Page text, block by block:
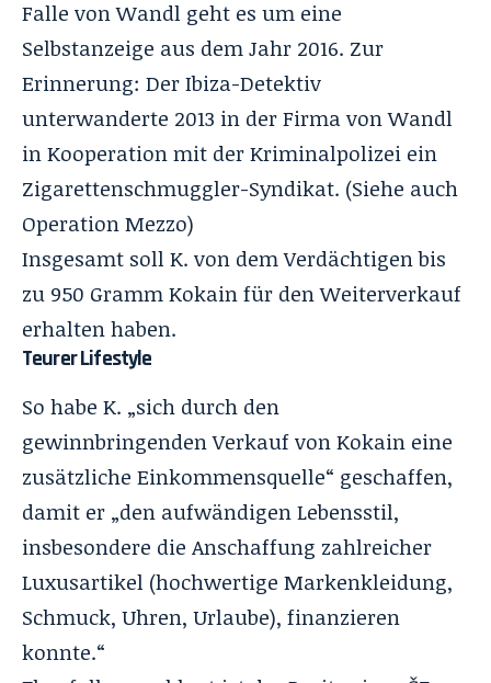
Falle von Wandl geht es um eine
Selbstanzeige aus dem Jahr 2016. Zur
Erinnerung: Der Ibiza-Detektiv
unterwanderte 2013 in der Firma von Wandl
in Kooperation mit der Kriminalpolizei ein
Zigarettenschmuggler-Syndikat. (Siehe auch
OperationMezzo)
Insgesamt soll K. von dem Verdächtigen bis
zu 950 Gramm Kokain für den Weiterverkauf
erhalten haben.
Teurer Lifestyle
So habe K. „sich durch den
gewinnbringenden Verkauf von Kokain eine
zusätzliche Einkommensquelle“ geschaffen,
damit er „den aufwändigen Lebensstil,
insbesondere die Anschaffung zahlreicher
Luxusartikel (hochwertige Markenkleidung,
Schmuck, Uhren, Urlaube), finanzieren
konnte.“